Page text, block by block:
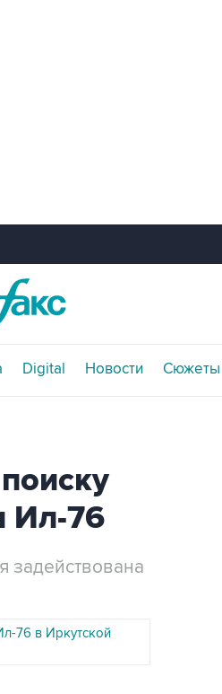
Digital Новости Сюжеты
Ил-76
задействована
76 в Иркутской